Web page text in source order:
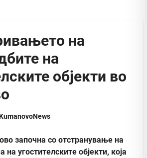
на
на
објекти во
започна со отстранување на
на угостителските објекти, која